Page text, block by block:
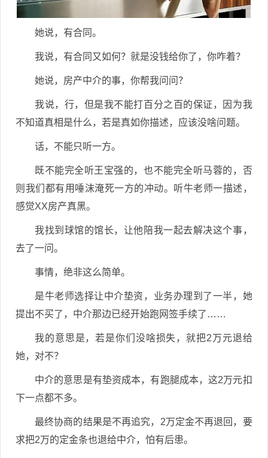
她说，有合同。
我说，有合同又如何？就是没钱给你了，你咋着？
她说，房产中介的事，你帮我问问？
我说，行，但是我不能打百分之百的保证，因为我
不知道真相是什么，若是真如你描述，应该没啥问题。
话，不能只听一方。
既不能完全听王宝强的，也不能完全听马蓉的，否
则我们都有用唾沫淹死一方的冲动。听牛老师一描述，
感觉XX房产真黑。
我找到球馆的馆长，让他陪我一起去解决这个事，
去了一问。
事情，绝非这么简单。
是牛老师选择让中介垫资，业务办理到了一半，她
提出不买了，中介那边已经开始跑网签手续了……
我的意思是，若是你们没啥损失，就把2万元退给
她，对不？
中介的意思是有垫资成本，有跑腿成本，这2万元扣
下一点都不多。
最终协商的结果是不再追究，2万定金不再退回，要
求把2万的定金条也退给中介，怕有后患。